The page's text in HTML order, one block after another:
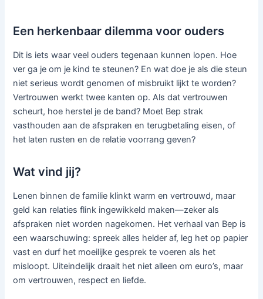
Een herkenbaar dilemma voor ouders
Dit is iets waar veel ouders tegenaan kunnen lopen. Hoe
ver ga je om je kind te steunen? En wat doe je als die steun
niet serieus wordt genomen of misbruikt lijkt te worden?
Vertrouwen werkt twee kanten op. Als dat vertrouwen
scheurt, hoe herstel je de band? Moet Bep strak
vasthouden aan de afspraken en terugbetaling eisen, of
het laten rusten en de relatie voorrang geven?
Wat vind jij?
Lenen binnen de familie klinkt warm en vertrouwd, maar
geld kan relaties flink ingewikkeld maken—zeker als
afspraken niet worden nagekomen. Het verhaal van Bep is
een waarschuwing: spreek alles helder af, leg het op papier
vast en durf het moeilijke gesprek te voeren als het
misloopt. Uiteindelijk draait het niet alleen om euro’s, maar
om vertrouwen, respect en liefde.